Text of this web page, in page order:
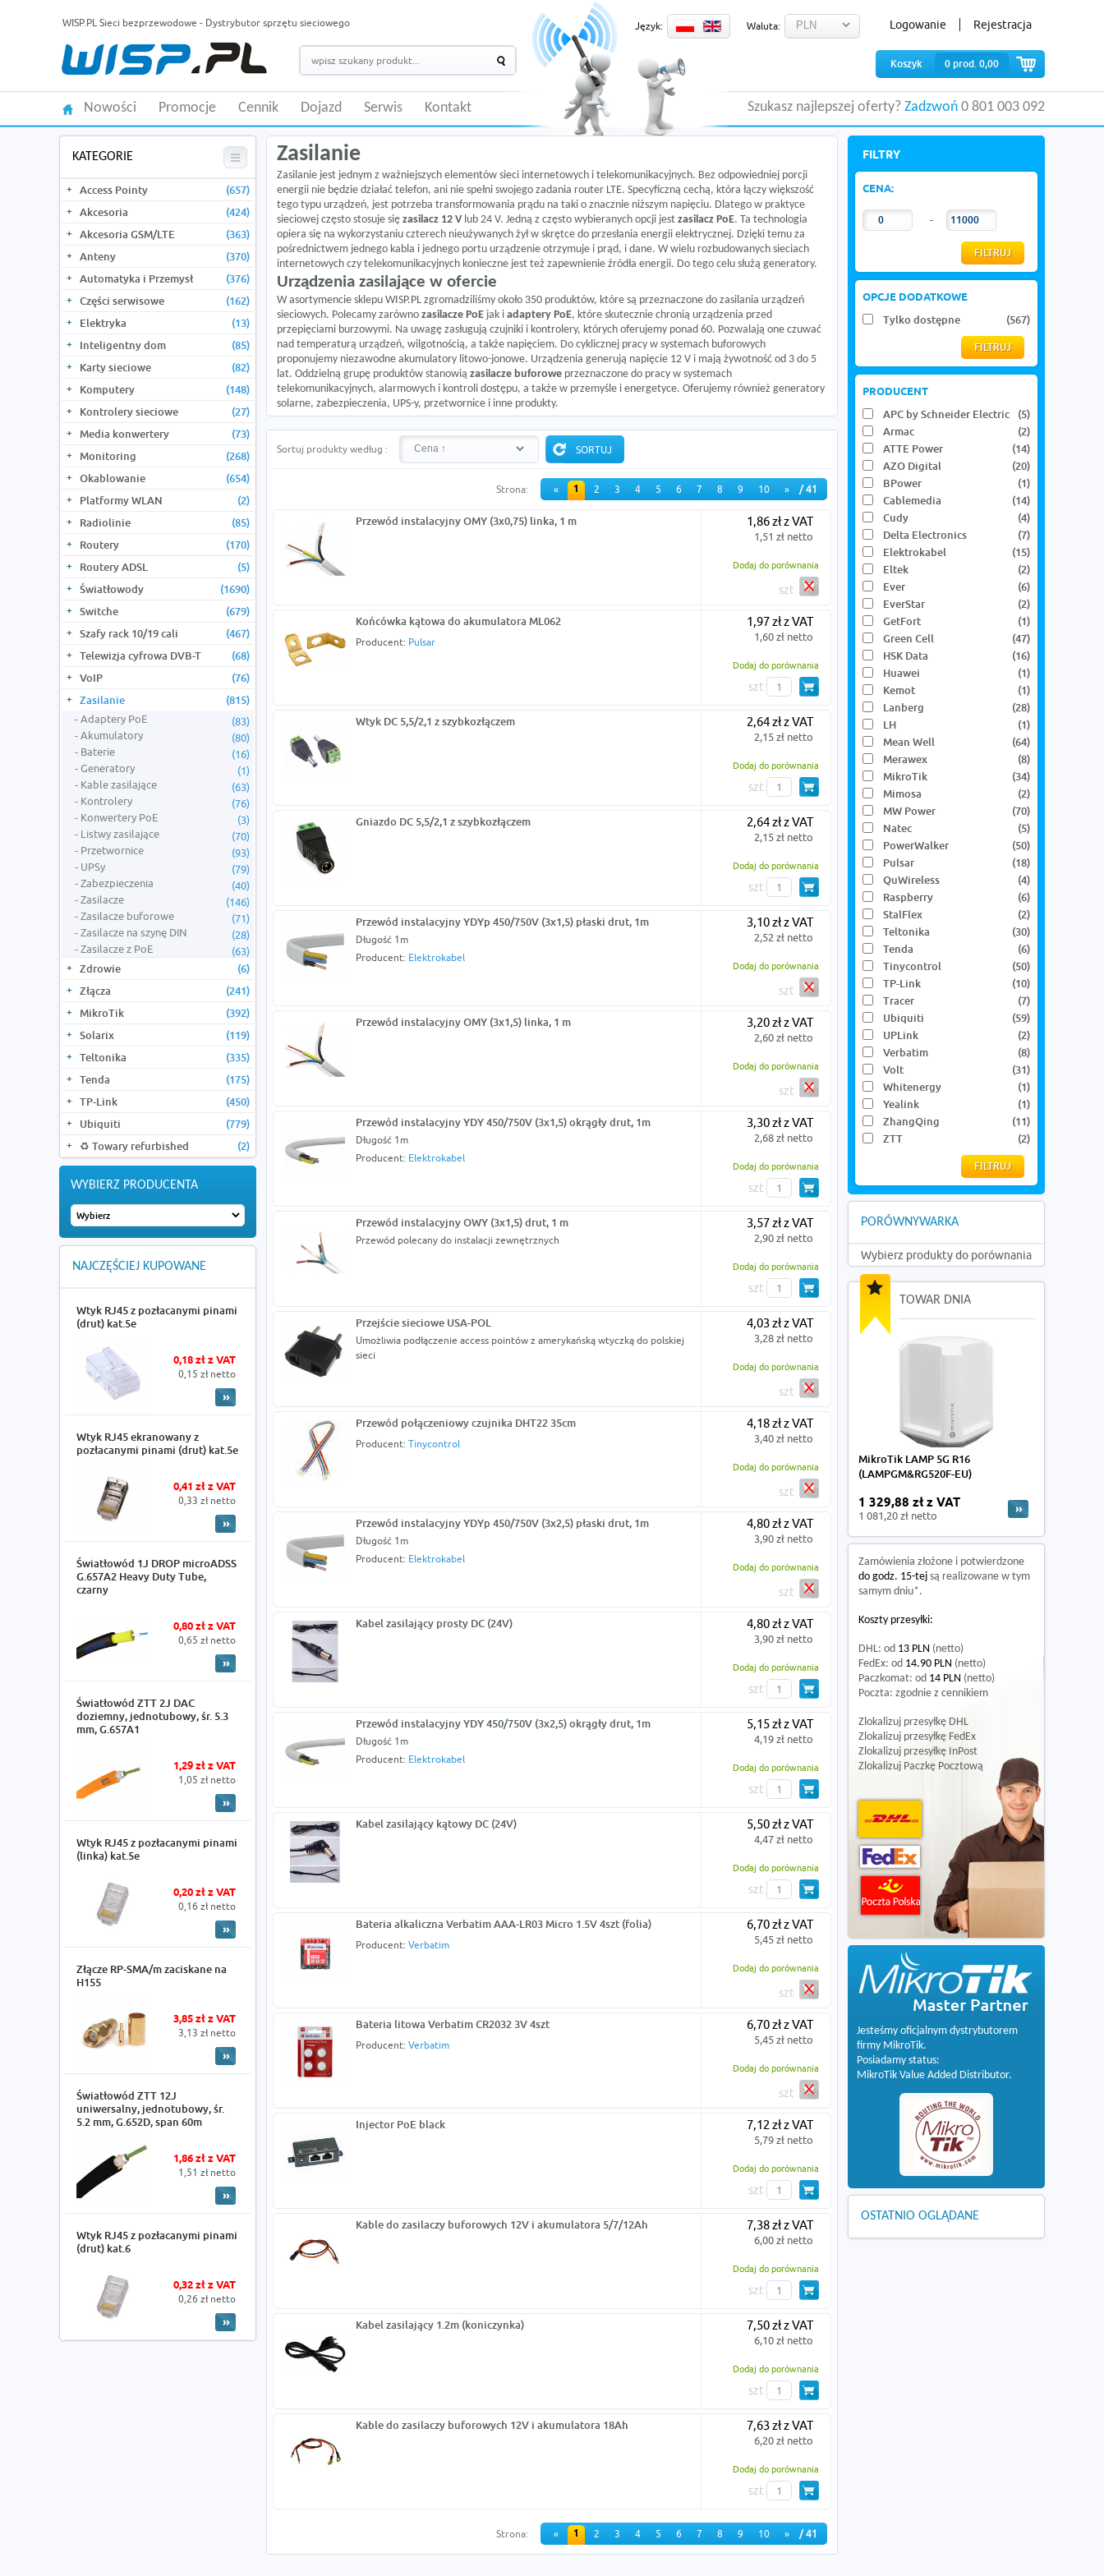
WISP.PL Sieci bezprzewodowe - Dystrybutor sprzętu sieciowego Język: Waluta: Logowanie Rejestracja
Koszyk 0 prod. 0,00
Szukasz najlepszej oferty? Zadzwoń 0 801 003 092
Nowości Promocje Cennik Dojazd Serwis Kontakt
KATEGORIE
Access Pointy
(657)
Akcesoria
(424)
Akcesoria GSM/LTE
(363)
Anteny
(370)
Automatyka i Przemysł
(376)
Części serwisowe
(162)
Elektryka
(13)
Inteligentny dom
(85)
Karty sieciowe
(82)
Komputery
(148)
Kontrolery sieciowe
(27)
Media konwertery
(73)
Monitoring
(268)
Okablowanie
(654)
Platformy WLAN
(2)
Radiolinie
(85)
Routery
(170)
Routery ADSL
(5)
Światłowody
(1690)
Switche
(679)
Szafy rack 10/19 cali
(467)
Telewizja cyfrowa DVB-T
(68)
VoIP
(76)
Zasilanie
(815)
Adaptery PoE
(83)
Akumulatory
(80)
Baterie
(16)
Generatory
(1)
Kable zasilające
(63)
Kontrolery
(76)
Konwertery PoE
(3)
Listwy zasilające
(70)
Przetwornice
(93)
UPSy
(79)
Zabezpieczenia
(40)
Zasilacze
(146)
Zasilacze buforowe
(71)
Zasilacze na szynę DIN
(28)
Zasilacze z PoE
(63)
Zdrowie
(6)
Złącza
(241)
MikroTik
(392)
Solarix
(119)
Teltonika
(335)
Tenda
(175)
TP-Link
(450)
Ubiquiti
(779)
♻️ Towary refurbished
(2)
WYBIERZ PRODUCENTA
NAJCZĘŚCIEJ KUPOWANE
Wtyk RJ45 z pozłacanymi pinami
(drut) kat.5e
0,18 zł z VAT
0,15 zł netto
Wtyk RJ45 ekranowany z
pozłacanymi pinami (drut) kat.5e
0,41 zł z VAT
0,33 zł netto
Światłowód 1J DROP microADSS
G.657A2 Heavy Duty Tube,
czarny
0,80 zł z VAT
0,65 zł netto
Światłowód ZTT 2J DAC
doziemny, jednotubowy, śr. 5.3
mm, G.657A1
1,29 zł z VAT
1,05 zł netto
Wtyk RJ45 z pozłacanymi pinami
(linka) kat.5e
0,20 zł z VAT
0,16 zł netto
Złącze RP-SMA/m zaciskane na
H155
3,85 zł z VAT
3,13 zł netto
Światłowód ZTT 12J
uniwersalny, jednotubowy, śr.
5.2 mm, G.652D, span 60m
1,86 zł z VAT
1,51 zł netto
Wtyk RJ45 z pozłacanymi pinami
(drut) kat.6
0,32 zł z VAT
0,26 zł netto
Zasilanie
Zasilanie jest jednym z ważniejszych elementów sieci internetowych i telekomunikacyjnych. Bez odpowiedniej porcji
energii nie będzie działać telefon, ani nie spełni swojego zadania router LTE. Specyficzną cechą, która łączy większość
tego typu urządzeń, jest potrzeba transformowania prądu na taki o znacznie niższym napięciu. Dlatego w praktyce
sieciowej często stosuje się zasilacz 12 V lub 24 V. Jedną z często wybieranych opcji jest zasilacz PoE. Ta technologia
opiera się na wykorzystaniu czterech nieużywanych żył w skrętce do przesłania energii elektrycznej. Dzięki temu za
pośrednictwem jednego kabla i jednego portu urządzenie otrzymuje i prąd, i dane. W wielu rozbudowanych sieciach
internetowych czy telekomunikacyjnych konieczne jest też zapewnienie źródła energii. Do tego celu służą generatory.
Urządzenia zasilające w ofercie
W asortymencie sklepu WISP.PL zgromadziliśmy około 350 produktów, które są przeznaczone do zasilania urządzeń
sieciowych. Polecamy zarówno zasilacze PoE jak i adaptery PoE, które skutecznie chronią urządzenia przed
przepięciami burzowymi. Na uwagę zasługują czujniki i kontrolery, których oferujemy ponad 60. Pozwalają one czuwać
nad temperaturą urządzeń, wilgotnością, a także napięciem. Do cyklicznej pracy w systemach buforowych
proponujemy niezawodne akumulatory litowo-jonowe. Urządzenia generują napięcie 12 V i mają żywotność od 3 do 5
lat. Oddzielną grupę produktów stanowią zasilacze buforowe przeznaczone do pracy w systemach
telekomunikacyjnych, alarmowych i kontroli dostępu, a także w przemyśle i energetyce. Oferujemy również generatory
solarne, zabezpieczenia, UPS-y, przetwornice i inne produkty.
Sortuj produkty według :
Strona: « 1 2 3 4 5 6 7 8 9 10 » / 41
Przewód instalacyjny OMY (3x0,75) linka, 1 m 1,86 zł z VAT
1,51 zł netto
Dodaj do porównania
szt
Końcówka kątowa do akumulatora ML062
Producent: Pulsar
1,97 zł z VAT
1,60 zł netto
Dodaj do porównania
szt
Wtyk DC 5,5/2,1 z szybkozłączem 2,64 zł z VAT
2,15 zł netto
Dodaj do porównania
szt
Gniazdo DC 5,5/2,1 z szybkozłączem 2,64 zł z VAT
2,15 zł netto
Dodaj do porównania
szt
Przewód instalacyjny YDYp 450/750V (3x1,5) płaski drut, 1m
Długość 1m
Producent: Elektrokabel
3,10 zł z VAT
2,52 zł netto
Dodaj do porównania
szt
Przewód instalacyjny OMY (3x1,5) linka, 1 m 3,20 zł z VAT
2,60 zł netto
Dodaj do porównania
szt
Przewód instalacyjny YDY 450/750V (3x1,5) okrągły drut, 1m
Długość 1m
Producent: Elektrokabel
3,30 zł z VAT
2,68 zł netto
Dodaj do porównania
szt
Przewód instalacyjny OWY (3x1,5) drut, 1 m
Przewód polecany do instalacji zewnętrznych
3,57 zł z VAT
2,90 zł netto
Dodaj do porównania
szt
Przejście sieciowe USA-POL
Umożliwia podłączenie access pointów z amerykańską wtyczką do polskiej
sieci
4,03 zł z VAT
3,28 zł netto
Dodaj do porównania
szt
Przewód połączeniowy czujnika DHT22 35cm
Producent: Tinycontrol
4,18 zł z VAT
3,40 zł netto
Dodaj do porównania
szt
Przewód instalacyjny YDYp 450/750V (3x2,5) płaski drut, 1m
Długość 1m
Producent: Elektrokabel
4,80 zł z VAT
3,90 zł netto
Dodaj do porównania
szt
Kabel zasilający prosty DC (24V) 4,80 zł z VAT
3,90 zł netto
Dodaj do porównania
szt
Przewód instalacyjny YDY 450/750V (3x2,5) okrągły drut, 1m
Długość 1m
Producent: Elektrokabel
5,15 zł z VAT
4,19 zł netto
Dodaj do porównania
szt
Kabel zasilający kątowy DC (24V) 5,50 zł z VAT
4,47 zł netto
Dodaj do porównania
szt
Bateria alkaliczna Verbatim AAA-LR03 Micro 1.5V 4szt (folia)
Producent: Verbatim
6,70 zł z VAT
5,45 zł netto
Dodaj do porównania
szt
Bateria litowa Verbatim CR2032 3V 4szt
Producent: Verbatim
6,70 zł z VAT
5,45 zł netto
Dodaj do porównania
szt
Injector PoE black 7,12 zł z VAT
5,79 zł netto
Dodaj do porównania
szt
Kable do zasilaczy buforowych 12V i akumulatora 5/7/12Ah 7,38 zł z VAT
6,00 zł netto
Dodaj do porównania
szt
Kabel zasilający 1.2m (koniczynka) 7,50 zł z VAT
6,10 zł netto
Dodaj do porównania
szt
Kable do zasilaczy buforowych 12V i akumulatora 18Ah 7,63 zł z VAT
6,20 zł netto
Dodaj do porównania
szt
Strona: « 1 2 3 4 5 6 7 8 9 10 » / 41
FILTRY
CENA:
-
OPCJE DODATKOWE
Tylko dostępne (567)
PRODUCENT
APC by Schneider Electric
(5)
Armac
(2)
ATTE Power
(14)
AZO Digital
(20)
BPower
(1)
Cablemedia
(14)
Cudy
(4)
Delta Electronics
(7)
Elektrokabel
(15)
Eltek
(2)
Ever
(6)
EverStar
(2)
GetFort
(1)
Green Cell
(47)
HSK Data
(16)
Huawei
(1)
Kemot
(1)
Lanberg
(28)
LH
(1)
Mean Well
(64)
Merawex
(8)
MikroTik
(34)
Mimosa
(2)
MW Power
(70)
Natec
(5)
PowerWalker
(50)
Pulsar
(18)
QuWireless
(4)
Raspberry
(6)
StalFlex
(2)
Teltonika
(30)
Tenda
(6)
Tinycontrol
(50)
TP-Link
(10)
Tracer
(7)
Ubiquiti
(59)
UPLink
(2)
Verbatim
(8)
Volt
(31)
Whitenergy
(1)
Yealink
(1)
ZhangQing
(11)
ZTT
(2)
PORÓWNYWARKA
Wybierz produkty do porównania
TOWAR DNIA
MikroTik LAMP 5G R16
(LAMPGM&RG520F-EU)
1 329,88 zł z VAT
1 081,20 zł netto
Zamówienia złożone i potwierdzone
do godz. 15-tej są realizowane w tym
samym dniu*.
Koszty przesyłki:
DHL: od 13 PLN (netto)
FedEx: od 14.90 PLN (netto)
Paczkomat: od 14 PLN (netto)
Poczta: zgodnie z cennikiem
Zlokalizuj przesyłkę DHL
Zlokalizuj przesyłkę FedEx
Zlokalizuj przesyłkę InPost
Zlokalizuj Paczkę Pocztową
Jesteśmy oficjalnym dystrybutorem
firmy MikroTik.
Posiadamy status:
MikroTik Value Added Distributor.
OSTATNIO OGLĄDANE